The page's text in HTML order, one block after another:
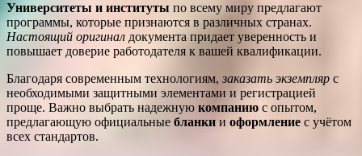
Университеты и институты по всему миру предлагают
программы, которые признаются в различных странах.
Настоящий оригинал документа придает уверенность и
повышает доверие работодателя к вашей квалификации.
Благодаря современным технологиям, заказать экземпляр с
необходимыми защитными элементами и регистрацией
проще. Важно выбрать надежную компанию с опытом,
предлагающую официальные бланки и оформление с учётом
всех стандартов.